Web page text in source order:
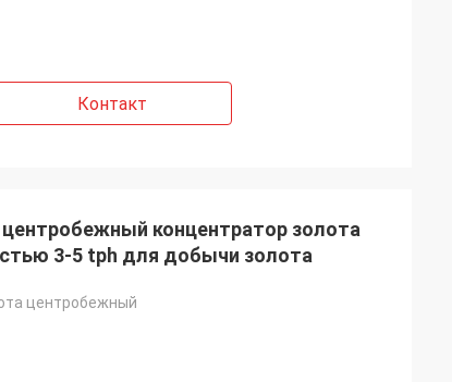
Контакт
концентратор золота
3-5 tph для добычи золота
центробежный